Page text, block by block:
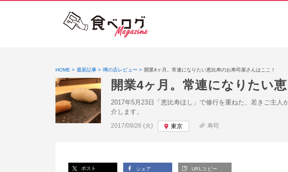
HOME 最新記事 噂の店レビュー 開業4ヶ月。常連になりたい恵比寿のお寿司屋さんはここ！
開業4ヶ月。常連になりたい
2017年5月23日「恵比寿ほし」で修行を重ねた、若きご主
介します。
投稿日:
2017/09/26 (火) 東京 寿司
ポスト シェア URLコピー